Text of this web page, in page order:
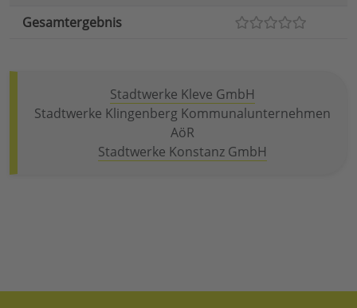
Gesamtergebnis
Stadtwerke Kleve GmbH
Stadtwerke Klingenberg Kommunalunternehmen
AöR
Stadtwerke Konstanz GmbH